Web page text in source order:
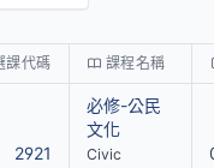
課代碼 課程名稱
2921
必修-公民
文化
Civic